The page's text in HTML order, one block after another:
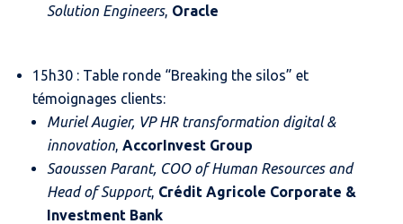
Solution Engineers, Oracle
15h30 : Table ronde “Breaking the silos” et
témoignages clients:
Muriel Augier, VP HR transformation digital &
innovation, AccorInvest Group
Saoussen Parant, COO of Human Resources and
Head of Support, Crédit Agricole Corporate &
Investment Bank